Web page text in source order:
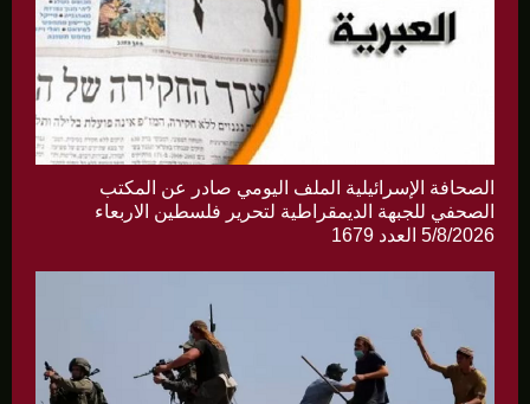
الصحافة الإسرائيلية الملف اليومي صادر عن المكتب
الصحفي للجبهة الديمقراطية لتحرير فلسطين الاربعاء
5/8/2026 العدد 1679